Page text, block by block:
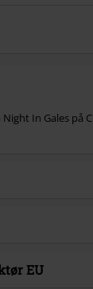
In Gales på
Melodisk
CD
EU